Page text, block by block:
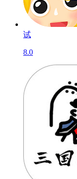
试
8.0